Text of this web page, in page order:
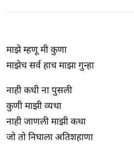
माझे म्हणू मी कुणा
माझेच सर्व हाच माझा गुन्हा
नाही कधी ना पुसली
कुणी माझी व्यथा
नाही जाणली माझी कथा
जो तो निघाला अतिशहाणा